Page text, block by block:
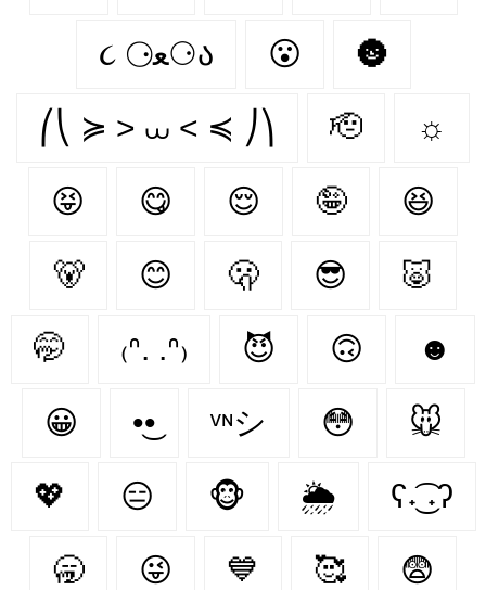
૮ ⚆ﻌ⚆ა 😮 🌚
⎛⎝ ≽ > ⩊ < ≼ ⎠⎞ 🫡 ☼
😝 😋 😌 🤪 😆
🐻‍ 😊 🫢 😎 🐷
🤭 ₍ᐢ. .ᐢ₎ 😈 🙃 ☻
😀 •͜• ᵛᶰシ 😳 🐭
💖 😑 🐵 🌦 ʕ˖͜͡ ˖ʔ
🥱 😜 💙 🥰 😨